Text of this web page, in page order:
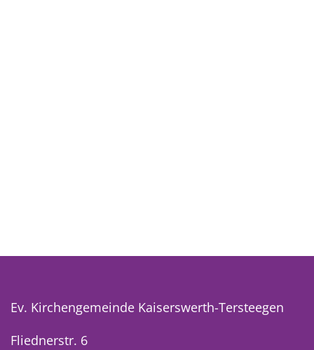
Ev. Kirchengemeinde Kaiserswerth-Tersteegen
Fliednerstr. 6